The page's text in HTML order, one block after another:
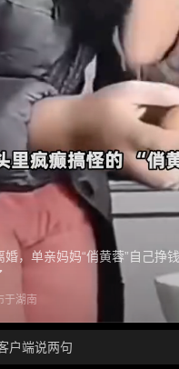
，单亲妈妈“俏黄蓉”自己挣钱
于湖南
户端说两句